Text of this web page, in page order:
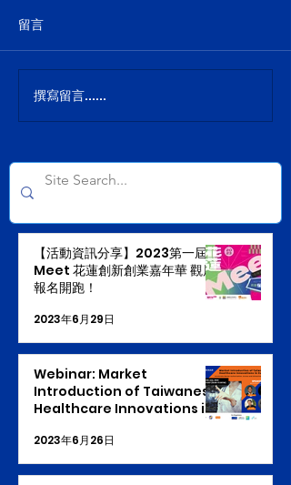
留言
撰寫留言......
【活動資訊分享】2023第一屆
Meet 花蓮創新創業嘉年華 觀展
報名開跑！
2023年6月29日
Webinar: Market
Introduction of Taiwanese
Healthcare Innovations in
2023年6月26日